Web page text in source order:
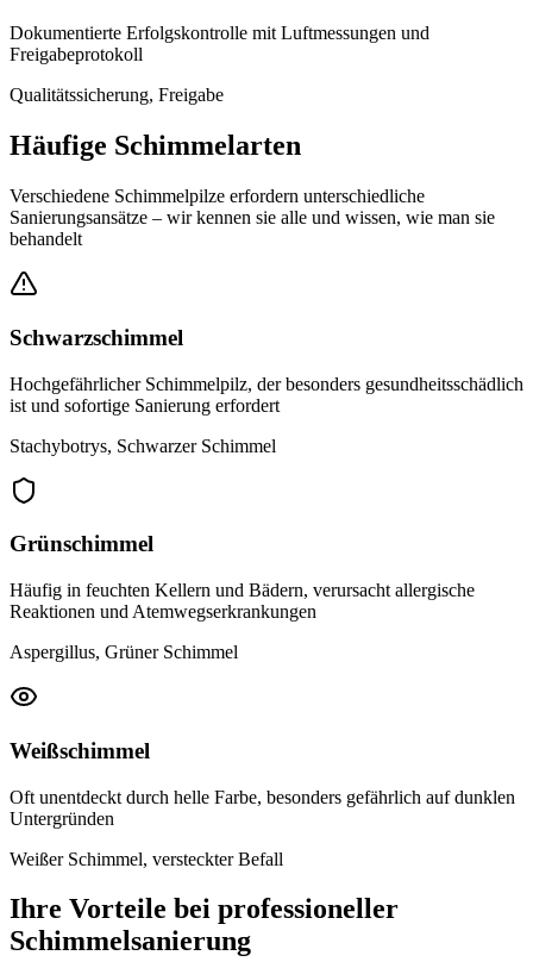
Dokumentierte Erfolgskontrolle mit Luftmessungen und
Freigabeprotokoll
Qualitätssicherung, Freigabe
Häufige Schimmelarten
Verschiedene Schimmelpilze erfordern unterschiedliche
Sanierungsansätze – wir kennen sie alle und wissen, wie man sie
behandelt
Schwarzschimmel
Hochgefährlicher Schimmelpilz, der besonders gesundheitsschädlich
ist und sofortige Sanierung erfordert
Stachybotrys, Schwarzer Schimmel
Grünschimmel
Häufig in feuchten Kellern und Bädern, verursacht allergische
Reaktionen und Atemwegserkrankungen
Aspergillus, Grüner Schimmel
Weißschimmel
Oft unentdeckt durch helle Farbe, besonders gefährlich auf dunklen
Untergründen
Weißer Schimmel, versteckter Befall
Ihre Vorteile bei professioneller
Schimmelsanierung